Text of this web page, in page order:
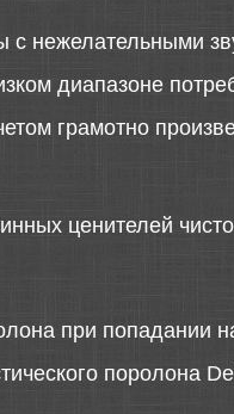
нежелательными
диапазоне
грамотно
ценителей
при попадании
поролона